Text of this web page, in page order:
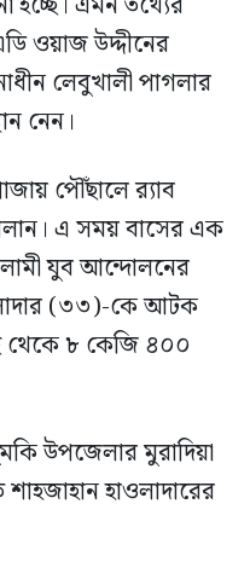
ওয়াজ উদ্দীনের
লেবুখালী পাগলার
নেন।
পৌঁছালে র‍্যাব
এ সময় বাসের এক
যুব আন্দোলনের
(৩৩)-কে আটক
থেকে ৮ কেজি ৪০০
উপজেলার মুরাদিয়া
হাওলাদারের